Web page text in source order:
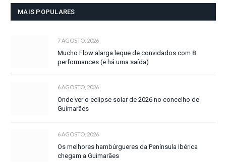
MAIS POPULARES
7 AGOSTO, 2026
Mucho Flow alarga leque de convidados com 8
performances (e há uma saída)
6 AGOSTO, 2026
Onde ver o eclipse solar de 2026 no concelho de
Guimarães
6 AGOSTO, 2026
Os melhores hambúrgueres da Península Ibérica
chegam a Guimarães